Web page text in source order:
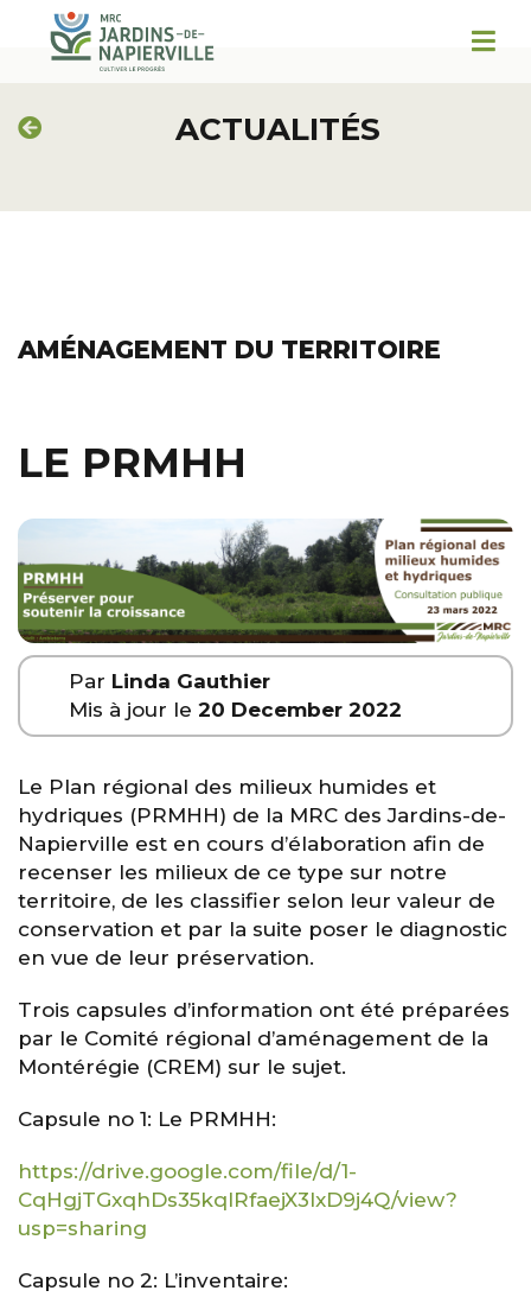
ACTUALITÉS
AMÉNAGEMENT DU TERRITOIRE
LE PRMHH
Par Linda Gauthier
Mis à jour le 20 December 2022
Le Plan régional des milieux humides et
hydriques (PRMHH) de la MRC des Jardins-de-
Napierville est en cours d’élaboration afin de
recenser les milieux de ce type sur notre
territoire, de les classifier selon leur valeur de
conservation et par la suite poser le diagnostic
en vue de leur préservation.
Trois capsules d’information ont été préparées
par le Comité régional d’aménagement de la
Montérégie (CREM) sur le sujet.
Capsule no 1: Le PRMHH:
https://drive.google.com/file/d/1-
CqHgjTGxqhDs35kqlRfaejX3lxD9j4Q/view?
usp=sharing
Capsule no 2: L’inventaire: